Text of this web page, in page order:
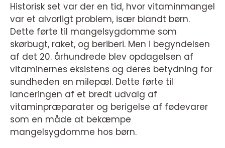
Historisk set var der en tid, hvor vitaminmangel
var et alvorligt problem, især blandt børn.
Dette førte til mangelsygdomme som
skørbugt, raket, og beriberi. Men i begyndelsen
af det 20. århundrede blev opdagelsen af
vitaminernes eksistens og deres betydning for
sundheden en milepæl. Dette førte til
lanceringen af et bredt udvalg af
vitaminpræparater og berigelse af fødevarer
som en måde at bekæmpe
mangelsygdomme hos børn.